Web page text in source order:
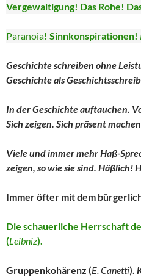
Vergewaltigung! Das Rohe!
Paranoia! Sinnkonspirationen!
Geschichte schreiben ohne
Geschichte als
In der Geschichte auftauchen.
Sich zeigen. Sich präsent
Viele und immer mehr Haß-
zeigen, so wie sie sind. Häßlich!
Immer öfter mit dem
Die schauerliche Herrschaft
(Leibniz).
Gruppenkohärenz (E.Canetti).